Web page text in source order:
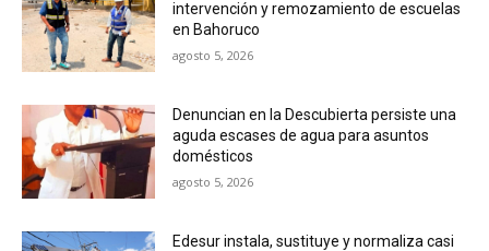
intervención y remozamiento de escuelas
en Bahoruco
agosto 5, 2026
Denuncian en la Descubierta persiste una
aguda escases de agua para asuntos
domésticos
agosto 5, 2026
Edesur instala, sustituye y normaliza casi